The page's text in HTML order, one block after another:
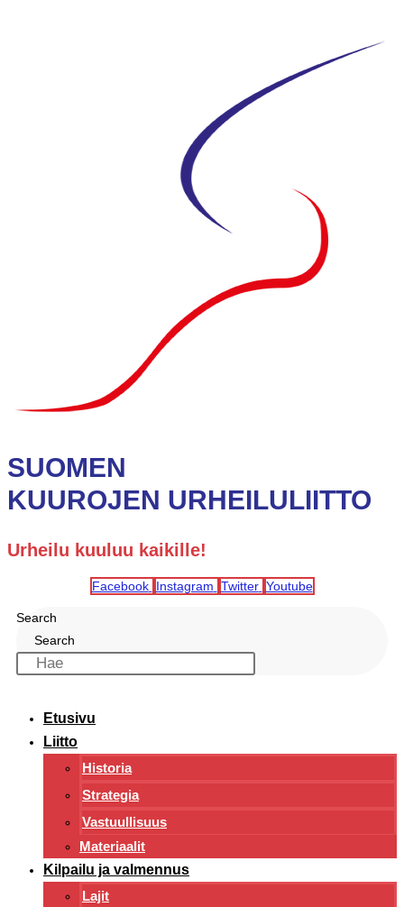
SUOMEN
KUUROJEN URHEILULIITTO
Urheilu kuuluu kaikille!
Facebook Instagram Twitter Youtube
Search
Search
Etusivu
Liitto
Historia
Strategia
Vastuullisuus
Materiaalit
Kilpailu ja valmennus
Lajit